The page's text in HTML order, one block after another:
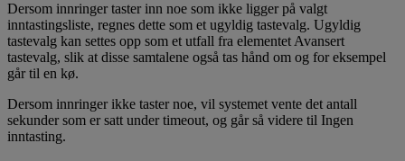
Dersom innringer taster inn noe som ikke ligger på valgt
inntastingsliste, regnes dette som et ugyldig tastevalg. Ugyldig
tastevalg kan settes opp som et utfall fra elementet Avansert
tastevalg, slik at disse samtalene også tas hånd om og for eksempel
går til en kø.
Dersom innringer ikke taster noe, vil systemet vente det antall
sekunder som er satt under timeout, og går så videre til Ingen
inntasting.